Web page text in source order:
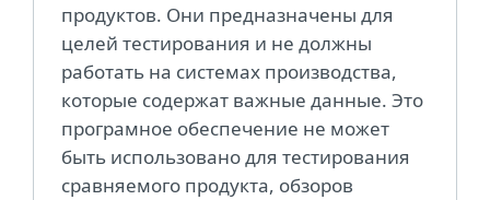
продуктов. Они предназначены для
целей тестирования и не должны
работать на системах производства,
которые содержат важные данные. Это
програмное обеспечение не может
быть использовано для тестирования
сравняемого продукта, обзоров